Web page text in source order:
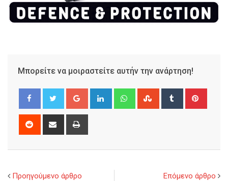
Μπορείτε να μοιραστείτε αυτήν την ανάρτηση!
Google+ LinkedIn WhatsappStumbleUpon
Tumblr
Reddit
Share
Προηγούμενο άρθρο Επόμενο άρθρο